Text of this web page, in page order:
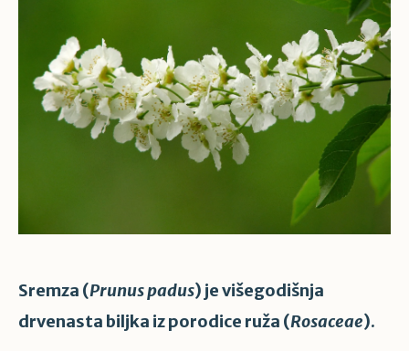
Sremza (Prunus padus) je višegodišnja
drvenasta biljka iz porodice ruža (Rosaceae).